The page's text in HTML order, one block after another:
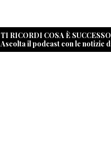
TI RICORDI COSA È
Ascolta il podcast con le notizie